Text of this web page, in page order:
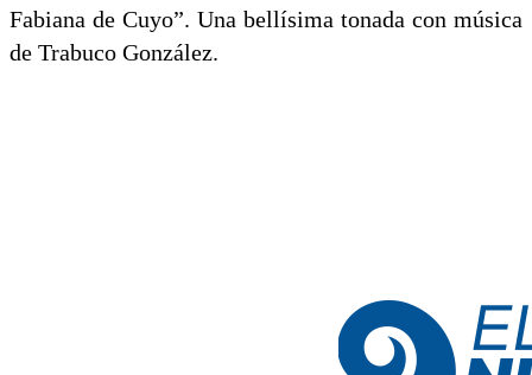
Fabiana de Cuyo”. Una bellísima tonada con música
de Trabuco González.